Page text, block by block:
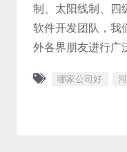
制、太阳线制、四
软件开发团队，我
外各界朋友进行广
哪家公司好